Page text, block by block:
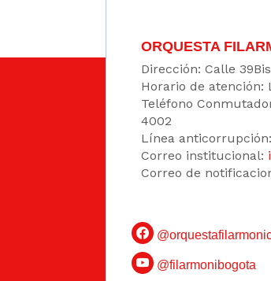
ORQUESTA
Dirección: Calle
Horario de atención:
Teléfono
4002
Línea
Correo institucional:
Correo de
@filarmonibogota